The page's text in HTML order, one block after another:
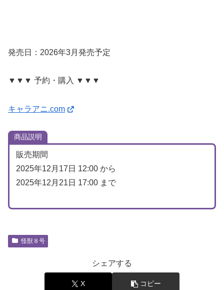
発売日：2026年3月発売予定
▼▼▼ 予約・購入 ▼▼▼
キャラアニ.com
商品説明
販売期間
2025年12月17日 12:00 から
2025年12月21日 17:00 まで
怪獣８号
シェアする
X コピー